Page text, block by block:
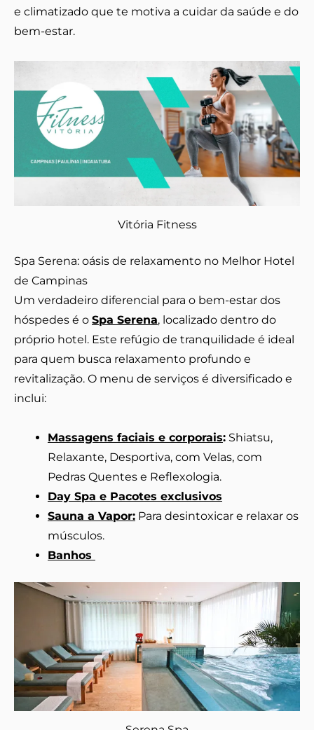
e climatizado que te motiva a cuidar da saúde e do
bem-estar.
Vitória Fitness
Spa Serena: oásis de relaxamento no Melhor Hotel
de Campinas
Um verdadeiro diferencial para o bem-estar dos
hóspedes é o Spa Serena, localizado dentro do
próprio hotel. Este refúgio de tranquilidade é ideal
para quem busca relaxamento profundo e
revitalização. O menu de serviços é diversificado e
inclui:
Massagens faciais e corporais: Shiatsu,
Relaxante, Desportiva, com Velas, com
Pedras Quentes e Reflexologia.
Day Spa e Pacotes exclusivos
Sauna a Vapor: Para desintoxicar e relaxar os
músculos.
Banhos